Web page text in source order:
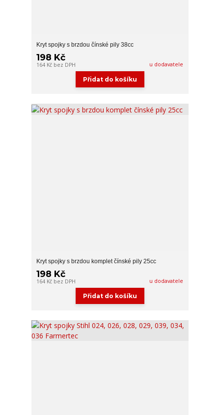
Kryt spojky s brzdou čínské pily 38cc
198 Kč
164 Kč bez DPH u dodavatele
Přidat do košíku
Kryt spojky s brzdou komplet čínské pily 25cc
198 Kč
164 Kč bez DPH u dodavatele
Přidat do košíku